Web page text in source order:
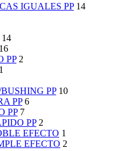
IGUALES PP 14
14
16
PP 2
1
PP 10
PP 6
PP 7
PP 2
EFECTO 1
EFECTO 2